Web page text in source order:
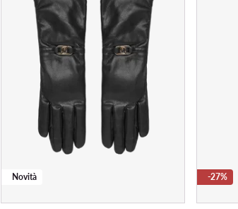
Novità -27%